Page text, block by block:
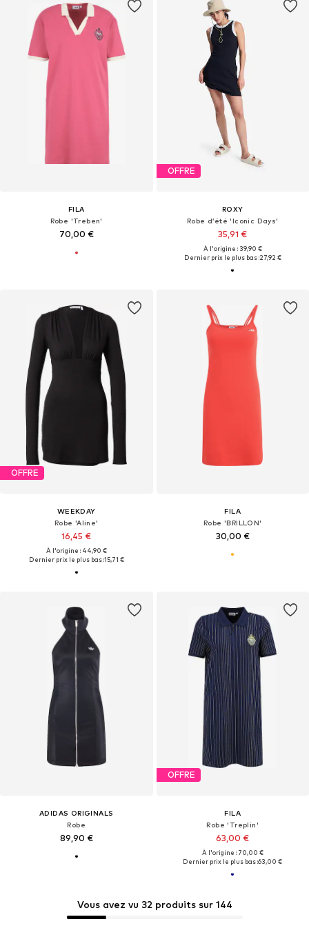
FILA
Robe 'Treben'
70,00 €
OFFRE
ROXY
Robe d’été 'Iconic Days'
35,91 €
À l'origine : 39,90 €
Dernier prix le plus bas :27,92 €
OFFRE
WEEKDAY
Robe 'Aline'
16,45 €
À l'origine : 44,90 €
Dernier prix le plus bas :15,71 €
FILA
Robe 'BRILLON'
30,00 €
ADIDAS ORIGINALS
Robe
89,90 €
Vous avez vu 32 produits sur 144
OFFRE
FILA
Robe 'Treplin'
63,00 €
À l'origine : 70,00 €
Dernier prix le plus bas :63,00 €